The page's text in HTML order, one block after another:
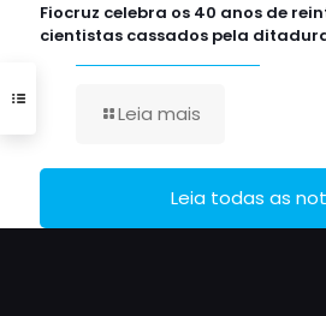
Fiocruz celebra os 40 anos de
cientistas cassados pela
Leia mais
Leia todas as